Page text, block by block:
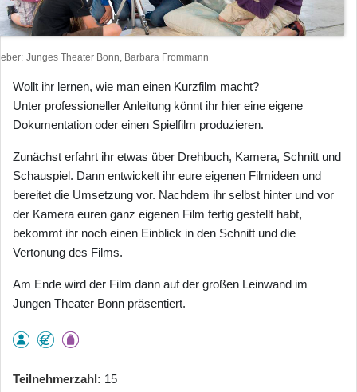
Junges Theater Bonn, Barbara Frommann
Wollt ihr lernen, wie man einen Kurzfilm macht?
Unter professioneller Anleitung könnt ihr hier eine eigene
Dokumentation oder einen Spielfilm produzieren.
Zunächst erfahrt ihr etwas über Drehbuch, Kamera, Schnitt und
Schauspiel. Dann entwickelt ihr eure eigenen Filmideen und
bereitet die Umsetzung vor. Nachdem ihr selbst hinter und vor
der Kamera euren ganz eigenen Film fertig gestellt habt,
bekommt ihr noch einen Einblick in den Schnitt und die
Vertonung des Films.
Am Ende wird der Film dann auf der großen Leinwand im
Jungen Theater Bonn präsentiert.
Teilnehmerzahl
15